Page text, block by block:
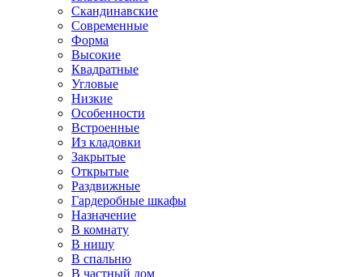
Скандинавские
Современные
Форма
Высокие
Квадратные
Угловые
Низкие
Особенности
Встроенные
Из кладовки
Закрытые
Открытые
Раздвижные
Гардеробные шкафы
Назначение
В комнату
В нишу
В спальню
В частный дом